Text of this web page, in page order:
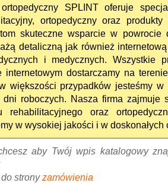
SPLINT oferuje
ortopedyczny oraz
skuteczne wsparcie w
detaliczną jak również
i medycznych. Wszystkie
internetowym dostarczamy na
większości przypadków jesteśmy
dni roboczych. Nasza firma zajmuje
rehabilitacyjnego oraz
w wysokiej jakości i w doskonałych
aby Twój wpis katalogowy
stronyzamówienia